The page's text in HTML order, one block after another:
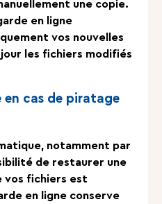
une copie.
en ligne
vos nouvelles
les fichiers modifiés
en cas de piratage
notamment par
de restaurer une
vos fichiers est
en ligne conserve